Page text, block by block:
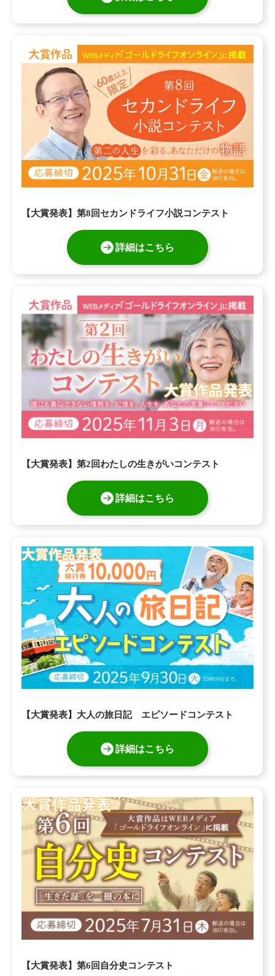
【大賞発表】第8回セカンドライフ小説コンテスト
詳細はこちら
【大賞発表】第2回わたしの生きがいコンテスト
詳細はこちら
【大賞発表】大人の旅日記 エピソードコンテスト
詳細はこちら
【大賞発表】第6回自分史コンテスト